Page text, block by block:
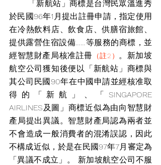
於民國96年1月提出註冊申請，指定使用
在冷熱飲料店、飲食店、供膳宿旅館、
提供露營住宿設備……等服務的商標，並
經智慧財產局核准註冊 （註2） 。新加坡
航空公司獲知後便以「新航站」商標與
其公司民國90年在中國申請並經核准取
得的「新航」、「SINGAPORE
AIRLINES及圖」商標近似為由向智慧財
產局提出異議。智慧財產局認為兩者並
不會造成一般消費者的混淆誤認，因此
不構成近似，於是在民國97年7月審定為
「異議不成立」。 新加坡航空公司不服